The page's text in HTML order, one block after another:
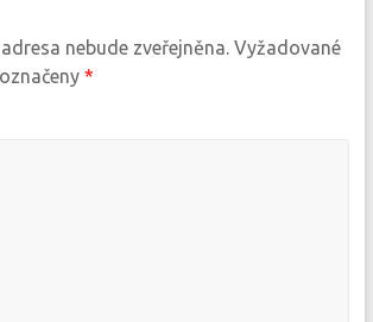
nebude zveřejněna. Vyžadované
*